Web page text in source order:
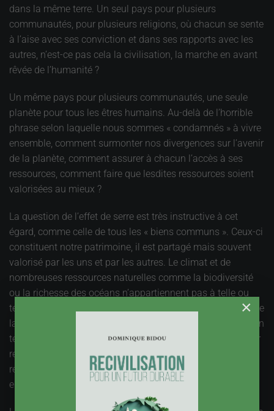
dans la même terre. Un seul pays pour plusieurs
communautés, pour plusieurs religions, où chacun se sente
à l’aise avec ses conviction et dans ses rapports avec les
autres, n’est-ce pas cela la civilisation, la marche en avant
rêvée de l’humanité ?
Un même pays pour plusieurs communautés, une seule
planète pour tous les êtres humains. Au-delà de l’horrible
phrase selon laquelle nous sommes « condamnés » à vivre
ensemble, comment surmonter nos divergences sur l’avenir
de la planète, comment assurer à chacun l’accès à ses
ressources, comment faire que lesdites ressources soient
valorisées au mieux ?
La question de l’effet de serre est très instructive à cet
égard, comme celle de tous les « biens communs ». Ceux-ci
constituent notre patrimoine, il est partagé mais souvent
valorisé par les uns et par les autres. Le climat et de
nombreuses ressources naturelles comme la biodiversité
ou la richesse des océans n’appartiennent pas à telle ou
telle puissance, politique ou économique, mais le régime de
la concurrence règne. Nous sommes loin du rêve, et chacun
tente d’accroître sa part du gâteau, sa part du marché pour
reprendre la terminologie officielle. Les gisements de
ressources sont convoités et appropriés, même le vivant
entre dans la sphère marchande, protégé par des brevets.
×